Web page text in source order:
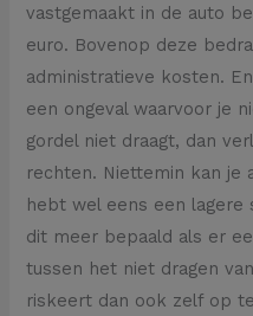
vastgemaakt in de auto
euro. Bovenop deze
administratieve kosten.
een ongeval waarvoor je
gordel niet draagt, dan
rechten. Niettemin kan je
hebt wel eens een lagere
dit meer bepaald als er
tussen het niet dragen
riskeert dan ook zelf op